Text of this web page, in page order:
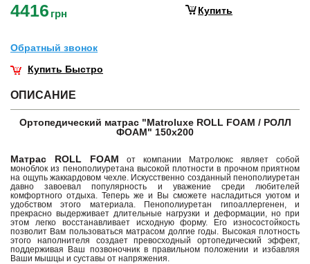
4416 грн Купить
Обратный звонок
Купить Быстро
ОПИСАНИЕ
Ортопедический матрас "Matroluxe ROLL FOAM / РОЛЛ
ФОАМ" 150х200
Матрас ROLL FOAM от компании Матролюкс являет собой
моноблок из пенополиуретана высокой плотности в прочном приятном
на ощупь жаккардовом чехле. Искусственно созданный пенополиуретан
давно завоевал популярность и уважение среди любителей
комфортного отдыха. Теперь же и Вы сможете насладиться уютом и
удобством этого материала. Пенополиуретан гипоаллергенен, и
прекрасно выдерживает длительные нагрузки и деформации, но при
этом легко восстанавливает исходную форму. Его износостойкость
позволит Вам пользоваться матрасом долгие годы. Высокая плотность
этого наполнителя создает превосходный ортопедический эффект,
поддерживая Ваш позвоночник в правильном положении и избавляя
Ваши мышцы и суставы от напряжения.